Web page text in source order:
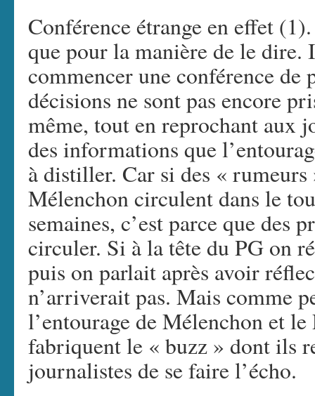
Conférence étrange en effet
que pour la manière de le dire.
commencer une conférence de
décisions ne sont pas encore
même, tout en reprochant aux
des informations que
à distiller. Car si des «
Mélenchon circulent dans le
semaines, c’est parce que des
circuler. Si à la tête du PG on
puis on parlait après avoir
n’arriverait pas. Mais comme
l’entourage de Mélenchon et
fabriquent le « buzz » dont ils
journalistes de se faire l’écho.